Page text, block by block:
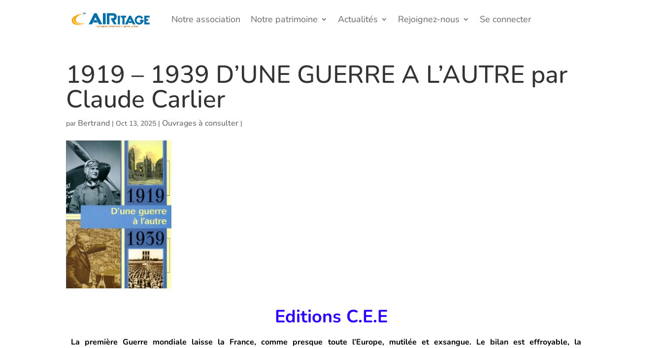
Notre association Notre patrimoine Actualités Rejoignez-nous Se connecter
1919 – 1939 D’UNE GUERRE A L’AUTRE par
Claude Carlier
par Bertrand | Oct 13, 2025 | Ouvrages à consulter |
Editions C.E.E
La première Guerre mondiale laisse la France, comme presque toute l’Europe, mutilée et exsangue. Le bilan est effroyable, la